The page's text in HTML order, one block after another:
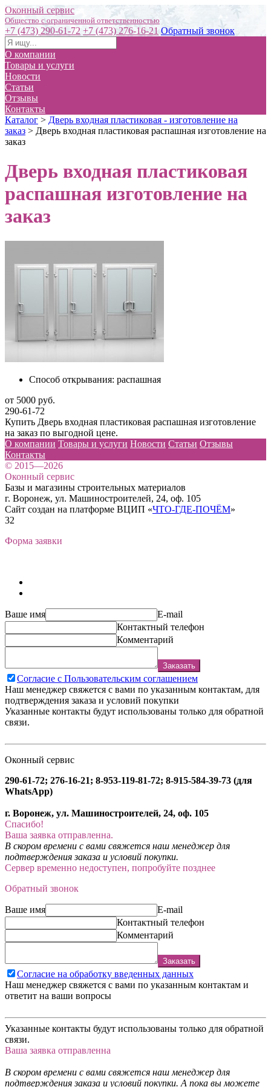
Оконный сервис
+7 (473) 290-61-72 +7 (473) 276-16-21 Обратный звонок
О компании
Товары и услуги
Новости
Статьи
Отзывы
Контакты
Каталог > Дверь входная пластиковая - изготовление на
заказ > Дверь входная пластиковая распашная изготовление на
заказ
Дверь входная пластиковая
распашная изготовление на
заказ
Способ открывания: распашная
от 5000 руб.
290-61-72
Купить Дверь входная пластиковая распашная изготовление
на заказ по выгодной цене.
О компании Товары и услуги Новости Статьи Отзывы
Контакты
© 2015—2026
Оконный сервис
Базы и магазины строительных материалов
г. Воронеж, ул. Машиностроителей, 24, оф. 105
Сайт создан на платформе ВЦИП «ЧТО-ГДЕ-ПОЧЁМ»
32
Форма заявки
Ваше имя
E-mail
Контактный телефон
Комментарий
Заказать
Согласие с Пользовательским соглашением
Наш менеджер свяжется с вами по указанным контактам, для
подтверждения заказа и условий покупки
Указанные контакты будут использованы только для обратной
связи.
Оконный сервис
290-61-72; 276-16-21; 8-953-119-81-72; 8-915-584-39-73 (для
WhatsApp)
г. Воронеж, ул. Машиностроителей, 24, оф. 105
Спасибо!
Ваша заявка отправленна.
В скором времени с вами свяжется наш менеджер для
подтверждения заказа и условий покупки.
Сервер временно недоступен, попробуйте позднее
Обратный звонок
Ваше имя
E-mail
Контактный телефон
Комментарий
Заказать
Согласие на обработку введенных данных
Наш менеджер свяжется с вами по указанным контактам и
ответит на ваши вопросы
Указанные контакты будут использованы только для обратной
связи.
Ваша заявка отправленна
В скором времени с вами свяжется наш менеджер для
подтверждения заказа и условий покупки. А пока вы можете